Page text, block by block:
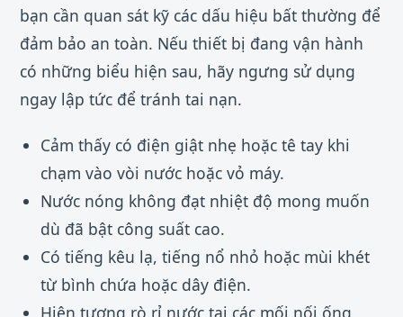
bạn cần quan sát kỹ các dấu hiệu bất thường để
đảm bảo an toàn. Nếu thiết bị đang vận hành
có những biểu hiện sau, hãy ngưng sử dụng
ngay lập tức để tránh tai nạn.
Cảm thấy có điện giật nhẹ hoặc tê tay khi
chạm vào vòi nước hoặc vỏ máy.
Nước nóng không đạt nhiệt độ mong muốn
dù đã bật công suất cao.
Có tiếng kêu lạ, tiếng nổ nhỏ hoặc mùi khét
từ bình chứa hoặc dây điện.
Hiện tượng rò rỉ nước tại các mối nối ống